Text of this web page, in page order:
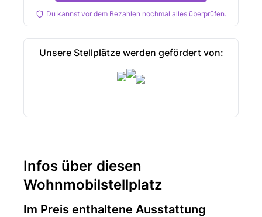
Du kannst vor dem Bezahlen nochmal alles überprüfen.
Unsere Stellplätze werden gefördert von:
Infos über diesen
Wohnmobilstellplatz
Im Preis enthaltene Ausstattung